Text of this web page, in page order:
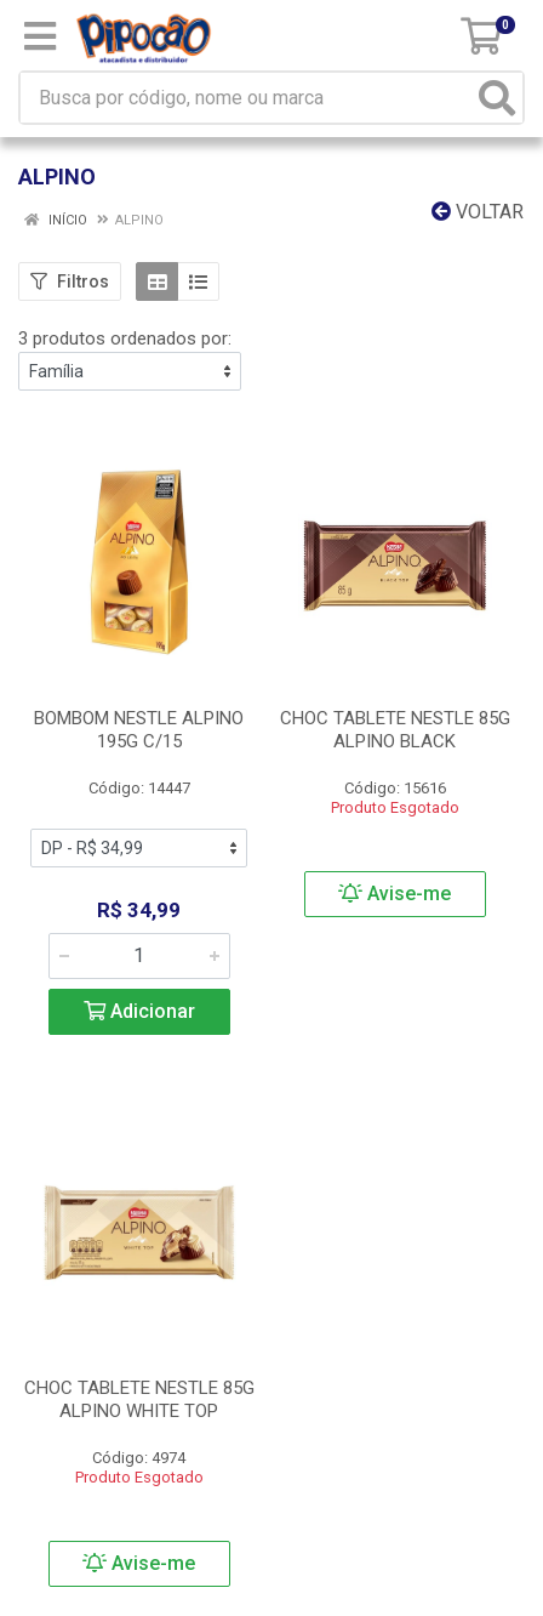
0
ALPINO
VOLTAR
INÍCIO ALPINO
Filtros
3 produtos ordenados por:
BOMBOM NESTLE ALPINO
195G C/15
Código: 14447
R$ 34,99
Adicionar
CHOC TABLETE NESTLE 85G
ALPINO BLACK
Código: 15616
Produto Esgotado
Avise-me
CHOC TABLETE NESTLE 85G
ALPINO WHITE TOP
Código: 4974
Produto Esgotado
Avise-me